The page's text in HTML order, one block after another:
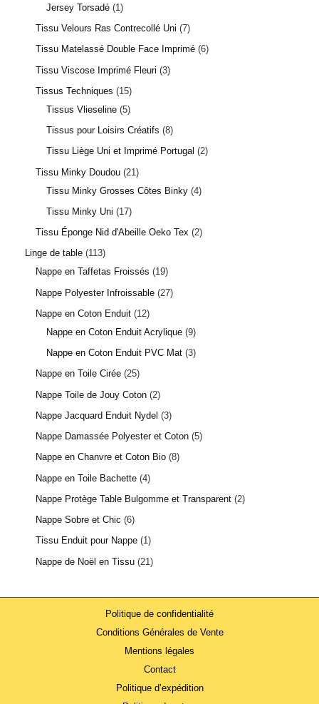
Jersey Torsadé 1
Tissu Velours Ras Contrecollé Uni 7
Tissu Matelassé Double Face Imprimé 6
Tissu Viscose Imprimé Fleuri 3
Tissus Techniques
15
Tissus Vlieseline 5
Tissus pour Loisirs Créatifs 8
Tissu Liège Uni et Imprimé Portugal
2
Tissu Minky Doudou 21
Tissu Minky Grosses Côtes Binky 4
Tissu Minky Uni
17
Tissu Éponge Nid d'Abeille Oeko Tex 2
Linge de table 113
Nappe en Taffetas Froissés
19
Nappe Polyester Infroissable 27
Nappe en Coton Enduit 12
Nappe en Coton Enduit Acrylique 9
Nappe en Coton Enduit PVC Mat 3
Nappe en Toile Cirée 25
Nappe Toile de Jouy Coton 2
Nappe Jacquard Enduit Nydel
3
Nappe Damassée Polyester et Coton 5
Nappe en Chanvre et Coton Bio 8
Nappe en Toile Bachette 4
Nappe Protège Table Bulgomme et Transparent 2
Nappe Sobre et Chic 6
Tissu Enduit pour Nappe 1
Nappe de Noël en Tissu 21
Politique de confidentialité
Conditions Générales de Vente
Mentions légales
Contact
Politique d’expédition